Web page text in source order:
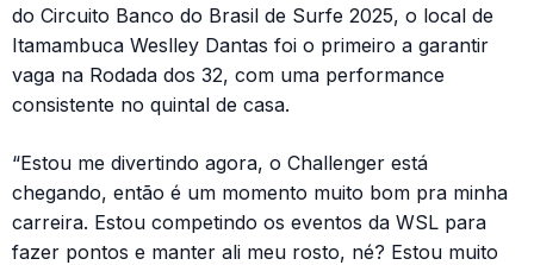
do Circuito Banco do Brasil de Surfe 2025, o local de
Itamambuca Weslley Dantas foi o primeiro a garantir
vaga na Rodada dos 32, com uma performance
consistente no quintal de casa.
“Estou me divertindo agora, o Challenger está
chegando, então é um momento muito bom pra minha
carreira. Estou competindo os eventos da WSL para
fazer pontos e manter ali meu rosto, né? Estou muito